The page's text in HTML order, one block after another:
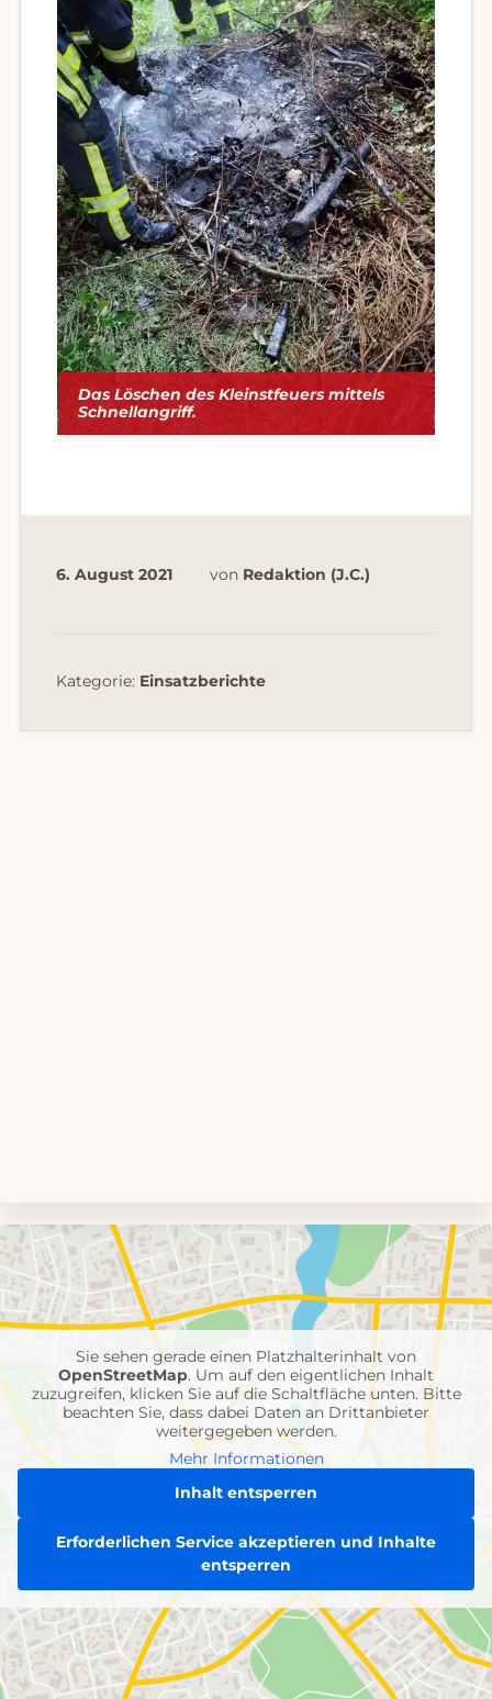
Das Löschen des Kleinstfeuers mittels
Schnellangriff.
6. August 2021 von Redaktion (J.C.)
Kategorie: Einsatzberichte
Umgebungskarte
mit
Feuerwehr-
Einheiten
Sie sehen gerade einen Platzhalterinhalt von
OpenStreetMap. Um auf den eigentlichen Inhalt
zuzugreifen, klicken Sie auf die Schaltfläche unten. Bitte
beachten Sie, dass dabei Daten an Drittanbieter
weitergegeben werden.
Mehr Informationen
Inhalt entsperren
Erforderlichen Service akzeptieren und Inhalte
entsperren